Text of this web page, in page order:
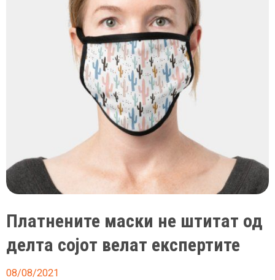
Платнените маски не штитат од
делта сојот велат експертите
08/08/2021